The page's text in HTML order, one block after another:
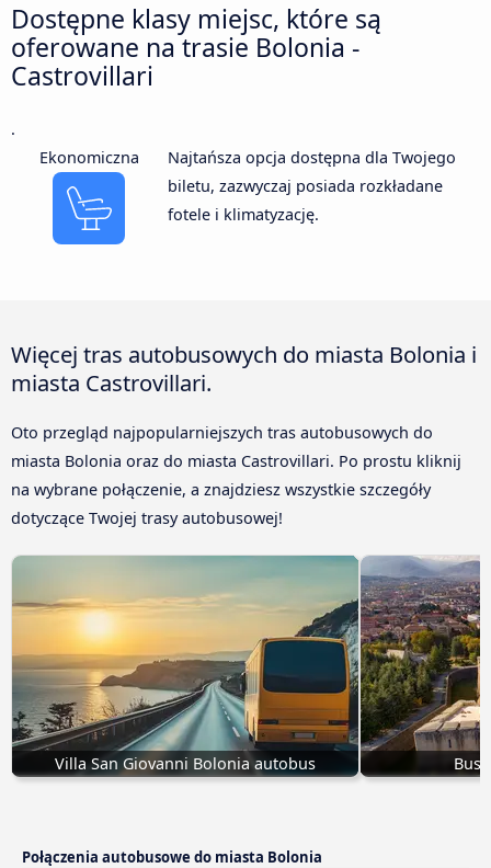
Dostępne klasy miejsc, które są
oferowane na trasie Bolonia -
Castrovillari
.
Ekonomiczna
Najtańsza opcja dostępna dla Twojego
biletu, zazwyczaj posiada rozkładane
fotele i klimatyzację.
Więcej tras autobusowych do miasta Bolonia i
miasta Castrovillari.
Oto przegląd najpopularniejszych tras autobusowych do
miasta Bolonia oraz do miasta Castrovillari. Po prostu kliknij
na wybrane połączenie, a znajdziesz wszystkie szczegóły
dotyczące Twojej trasy autobusowej!
Villa San Giovanni Bolonia autobus Bus
Połączenia autobusowe do miasta Bolonia